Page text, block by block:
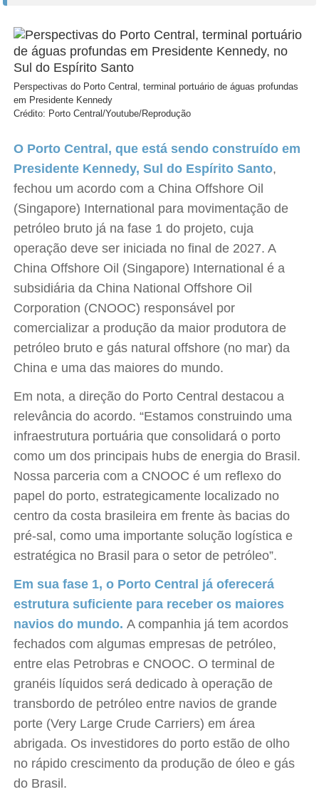
Perspectivas do Porto Central, terminal portuário de águas profundas
em Presidente Kennedy
Crédito: Porto Central/Youtube/Reprodução
O Porto Central, que está sendo construído em
Presidente Kennedy, Sul do Espírito Santo,
fechou um acordo com a China Offshore Oil
(Singapore) International para movimentação de
petróleo bruto já na fase 1 do projeto, cuja
operação deve ser iniciada no final de 2027. A
China Offshore Oil (Singapore) International é a
subsidiária da China National Offshore Oil
Corporation (CNOOC) responsável por
comercializar a produção da maior produtora de
petróleo bruto e gás natural offshore (no mar) da
China e uma das maiores do mundo.
Em nota, a direção do Porto Central destacou a
relevância do acordo. “Estamos construindo uma
infraestrutura portuária que consolidará o porto
como um dos principais hubs de energia do Brasil.
Nossa parceria com a CNOOC é um reflexo do
papel do porto, estrategicamente localizado no
centro da costa brasileira em frente às bacias do
pré-sal, como uma importante solução logística e
estratégica no Brasil para o setor de petróleo”.
Em sua fase 1, o Porto Central já oferecerá
estrutura suficiente para receber os maiores
navios do mundo. A companhia já tem acordos
fechados com algumas empresas de petróleo,
entre elas Petrobras e CNOOC. O terminal de
granéis líquidos será dedicado à operação de
transbordo de petróleo entre navios de grande
porte (Very Large Crude Carriers) em área
abrigada. Os investidores do porto estão de olho
no rápido crescimento da produção de óleo e gás
do Brasil.